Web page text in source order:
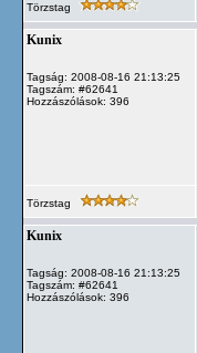
Törzstag
Kunix
Tagság: 2008-08-16 21:13:25
Tagszám: #62641
Hozzászólások: 396
Törzstag
Kunix
Tagság: 2008-08-16 21:13:25
Tagszám: #62641
Hozzászólások: 396